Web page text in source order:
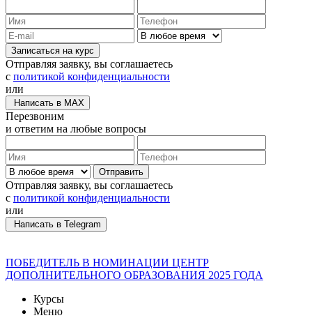
Записаться на курс
Отправляя заявку, вы соглашаетесь
с политикой конфиденциальности
или
Написать в MAX
Перезвоним
и ответим на любые вопросы
Отправить
Отправляя заявку, вы соглашаетесь
с политикой конфиденциальности
или
Написать в Telegram
ПОБЕДИТЕЛЬ В НОМИНАЦИИ ЦЕНТР
ДОПОЛНИТЕЛЬНОГО ОБРАЗОВАНИЯ 2025 ГОДА
Курсы
Меню